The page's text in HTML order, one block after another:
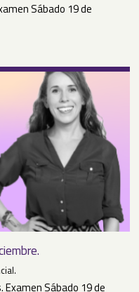
Sábado 19 de
Examen Sábado 19 de